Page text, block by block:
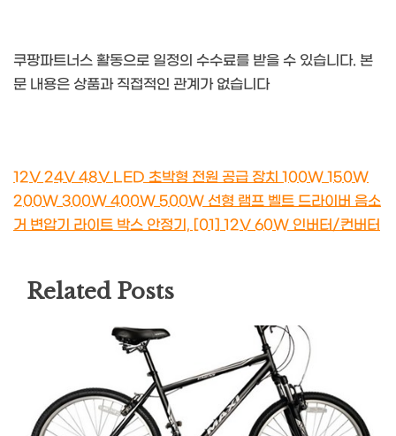
쿠팡파트너스 활동으로 일정의 수수료를 받을 수 있습니다. 본
문 내용은 상품과 직접적인 관계가 없습니다
12V 24V 48V LED 초박형 전원 공급 장치 100W 150W
200W 300W 400W 500W 선형 램프 벨트 드라이버 음소
거 변압기 라이트 박스 안정기, [01] 12V 60W 인버터/컨버터
Related Posts